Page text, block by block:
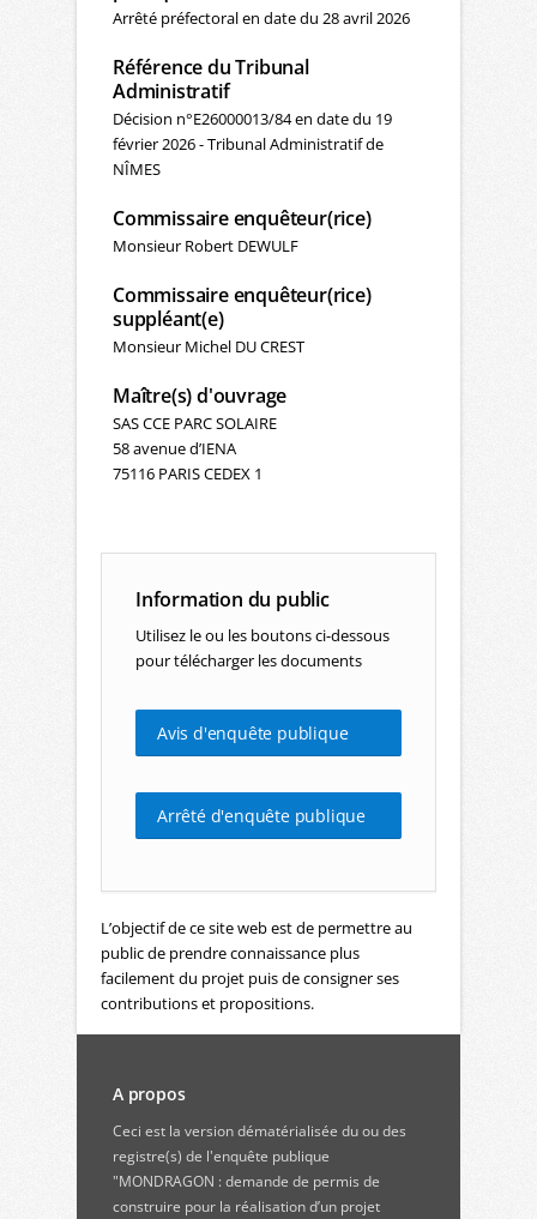
Arrêté préfectoral en date du 28 avril 2026
Référence du Tribunal
Administratif
Décision n°E26000013/84 en date du 19
février 2026 - Tribunal Administratif de
NÎMES
Commissaire enquêteur(rice)
Monsieur Robert DEWULF
Commissaire enquêteur(rice)
suppléant(e)
Monsieur Michel DU CREST
Maître(s) d'ouvrage
SAS CCE PARC SOLAIRE
58 avenue d’IENA
75116 PARIS CEDEX 1
Information du public
Utilisez le ou les boutons ci-dessous
pour télécharger les documents
Avis d'enquête publique
Arrêté d'enquête publique
L’objectif de ce site web est de permettre au
public de prendre connaissance plus
facilement du projet puis de consigner ses
contributions et propositions.
A propos
Ceci est la version dématérialisée du ou des
registre(s) de l'enquête publique
"MONDRAGON : demande de permis de
construire pour la réalisation d’un projet